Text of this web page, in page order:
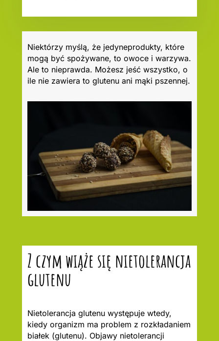
Niektórzy myślą, że jedyneprodukty, które
mogą być spożywane, to owoce i warzywa.
Ale to nieprawda. Możesz jeść wszystko, o
ile nie zawiera to glutenu ani mąki pszennej.
Z czym wiąże się nietolerancja
glutenu
Nietolerancja glutenu występuje wtedy,
kiedy organizm ma problem z rozkładaniem
białek (glutenu). Objawy nietolerancji